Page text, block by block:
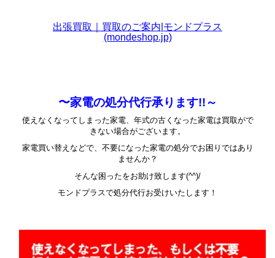
出張買取｜買取のご案内|モンドプラス
(mondeshop.jp)
〜家電の処分代行承ります!!～
使えなくなってしまった家電、年式の古くなった家電は買取がで
きない場合がございます。
家電買い替えなどで、不要になった家電の処分でお困りではあり
ませんか？
そんな困ったをお助け致します(^^)/
モンドプラスで処分代行お受けいたします！